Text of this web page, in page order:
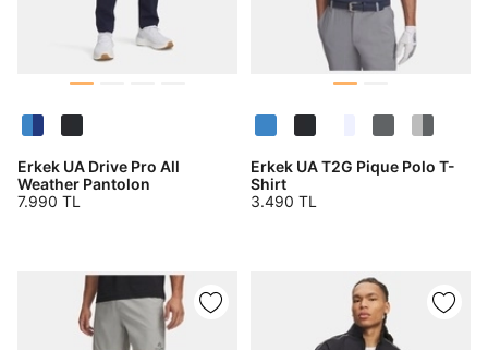
Erkek UA Drive Pro All
Weather Pantolon
7.990 TL
Erkek UA T2G Pique Polo T-
Shirt
3.490 TL